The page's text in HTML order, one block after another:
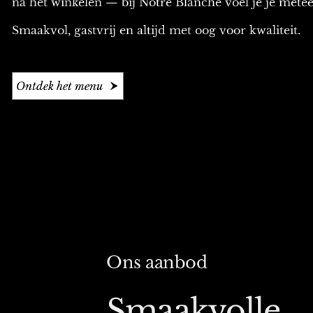
Smaakvol, gastvrij en altijd met oog voor kwaliteit.
Ontdek het menu
Ons aanbod